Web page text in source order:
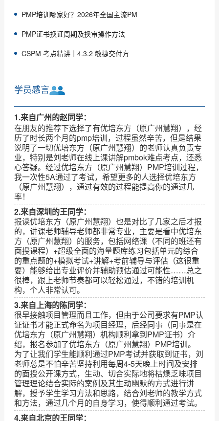
PMP培训哪家好？2026年全国主流PM
PMP证书换证周期及换审操作方法
CSPM 考点精讲｜4.3.2 敏捷交付方
学员感言
1.来自广州的赵同学：
在朋友的推荐下选择了有优培东方（原广州慧翔），经
历了时长两个月的pmp培训，过程虽然辛苦，但是结果
说明了一切优培东方（原广州慧翔）的老师认真负责专
业，特别是刘老师在线上课讲解pmbok难点考点，还悉
心答疑。经过优培东方（原广州慧翔）PMP培训过程，
我一次性5A通过了考试，希望更多的人选择优培东方
（原广州慧翔），通过有效的过程能提高你的通过几
率！
2.来自深圳的王同学：
报读优培东方（原广州慧翔）也是对比了几家之后才报
的，讲课老师辅导老师都非常专业，主要是看中优培东
方（原广州慧翔）的服务，包括网络课（不同的班还有
面授课程）+超级全面的海量题库练习包括单元的综合
的重点题的+模拟考试+讲解+考前辅导与评估（这很重
要）能够给出专业评价并辅助预估通过可能性……总之
很棒，跟上老师节奏都可以轻松通过，不错的培训机
构，个人非常认可。
3.来自上海的陈同学：
很早接触项目管理而且工作，但由于公司要求有PMP认
证证书才能正式命名为项目经理，后经同事（同事是在
优培东方（原广州慧翔）机构顺利拿到PMP证书）介
绍，报名参加了优培东方（原广州慧翔）PMP培训。
为了让我们学生能顺利通过PMP考试并获取到证书，刘
老师总是不怕辛苦坚持利用每周4-5天晚上时间及安排
的面授公开课方式，生动、切合实际地将枯燥乏味项目
管理理论结合实际的案例及其生动幽默的方式进行讲
解，授予学生学习方法和思路，结合刘老师的教学方式
和方法，通过几个月的自身学习，使得顺利通过考试。
4.来自北京的王同学：